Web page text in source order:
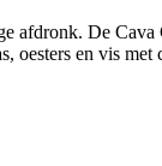
afdronk. De Cava
oesters en vis met